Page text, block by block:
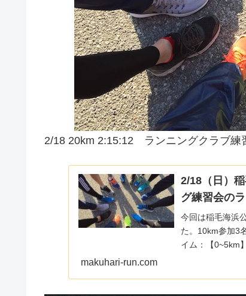
2/18 20km 2:15:12 ランニングクラブ練
2/18（日）
グ練習会の
今回は稲毛海浜
た。10km参加3
イム：【0~5km
makuhari-run.com